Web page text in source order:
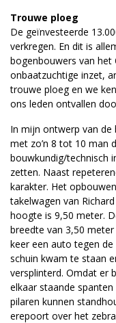
Trouwe ploeg
De geïnvesteerde
verkregen. En dit is
bogenbouwers van
onbaatzuchtige inzet,
trouwe ploeg en we
ons leden ontvallen
In mijn ontwerp van de
met zo’n 8 tot 10 man
bouwkundig/technisch
zetten. Naast
karakter. Het
takelwagen van
hoogte is 9,50 meter.
breedte van 3,50
keer een auto tegen
schuin kwam te staan
versplinterd. Omdat er
elkaar staande
pilaren kunnen
erepoort over het